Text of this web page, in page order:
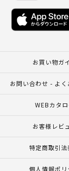
お買い物ガ
お問い合わせ - よ
WEBカタ
お客様レビ
特定商取引法
個人情報ポリ